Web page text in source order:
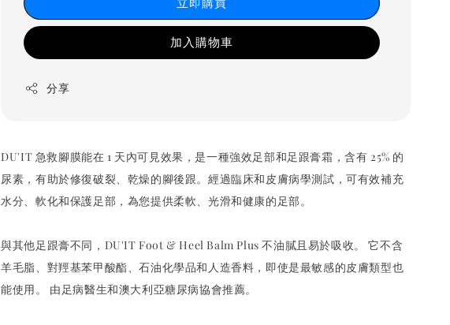
加入購物車
分享
DU'IT 急救腳膜能在 1 天內可見效果，是一種強效足部和足跟膏霜，含有 25% 的
尿素，有助於修復破裂、乾燥的腳後跟。經過臨床和皮膚病學測試，可有效補充
水分、軟化和保護足部，為您提供柔軟、光滑和健康的足部。
與其他足跟膏不同，DU'IT Foot & Heel Balm Plus 不油膩且易於吸收。 它不含
羊毛脂、對羥基苯甲酸酯、石油化學品和人造香料，即使是最敏感的皮膚類型也
能使用。 由足病醫生和澳大利亞糖尿病協會推薦。